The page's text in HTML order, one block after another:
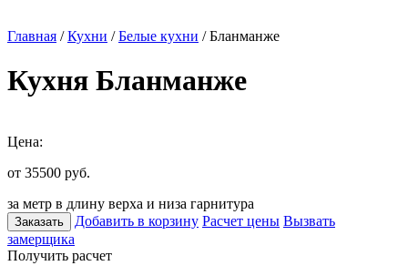
Главная /Кухни /Белые кухни / Бланманже
Кухня Бланманже
Цена:
от 35500 руб.
за метр в длину верха и низа гарнитура
Заказать Добавить в корзину Расчет цены Вызвать
замерщика
Получить расчет